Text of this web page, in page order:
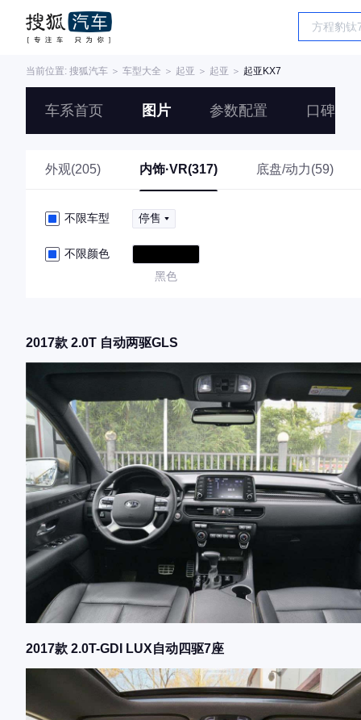
当前位置: 搜狐汽车 ＞ 车型大全 ＞ 起亚 ＞ 起亚 ＞ 起亚KX7
车系首页 图片 参数配置 口碑
外观(205) 内饰·VR(317) 底盘/动力(59)
不限车型 停售
不限颜色
黑色
2017款 2.0T 自动两驱GLS
2017款 2.0T-GDI LUX自动四驱7座